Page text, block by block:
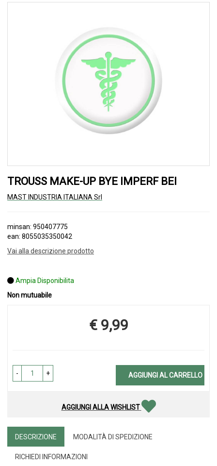
TROUSS MAKE-UP BYE IMPERF BEI
MAST INDUSTRIA ITALIANA Srl
minsan: 950407775
ean: 8055035350042
Vai alla descrizione prodotto
Ampia Disponibilita
Non mutuabile
Prezzo
€ 9,99
- + AGGIUNGI AL CARRELLO
AGGIUNGI ALLA WISHLIST
DESCRIZIONE MODALITÀ DI SPEDIZIONE
RICHIEDI INFORMAZIONI